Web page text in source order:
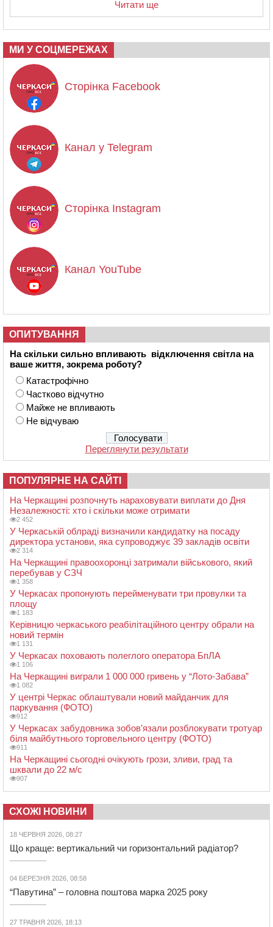
Читати ще
МИ У СОЦМЕРЕЖАХ
Сторінка Facebook
Канал у Telegram
Сторінка Instagram
Канал YouTube
ОПИТУВАННЯ
На скільки сильно впливають відключення світла на
ваше життя, зокрема роботу?
Катастрофічно
Частково відчутно
Майже не впливають
Не відчуваю
Переглянути результати
ПОПУЛЯРНЕ НА САЙТІ
На Черкащині розпочнуть нараховувати виплати до Дня
Незалежності: хто і скільки може отримати
2 452
У Черкаській облраді визначили кандидатку на посаду
директора установи, яка супроводжує 39 закладів освіти
2 314
На Черкащині правоохоронці затримали військового, який
перебував у СЗЧ
1 358
У Черкасах пропонують перейменувати три провулки та
площу
1 183
Керівницю черкаського реабілітаційного центру обрали на
новий термін
1 131
У Черкасах поховають полеглого оператора БпЛА
1 106
На Черкащині виграли 1 000 000 гривень у “Лото-Забава”
1 082
У центрі Черкас облаштували новий майданчик для
паркування (ФОТО)
912
У Черкасах забудовника зобов’язали розблокувати тротуар
біля майбутнього торговельного центру (ФОТО)
911
На Черкащині сьогодні очікують грози, зливи, град та
шквали до 22 м/с
907
СХОЖІ НОВИНИ
18 ЧЕРВНЯ 2026, 08:27
Що краще: вертикальний чи горизонтальний радіатор?
04 БЕРЕЗНЯ 2026, 08:58
“Павутина” – головна поштова марка 2025 року
27 ТРАВНЯ 2026, 18:13